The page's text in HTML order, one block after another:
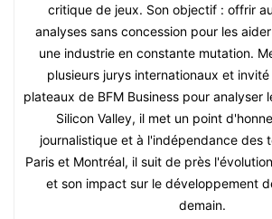
critique de jeux. Son objectif : offrir
analyses sans concession pour les
une industrie en constante mutation.
plusieurs jurys internationaux et
plateaux de BFM Business pour analyser
Silicon Valley, il met un point
journalistique et à l'indépendance des
Paris et Montréal, il suit de près
et son impact sur le développement
demain.